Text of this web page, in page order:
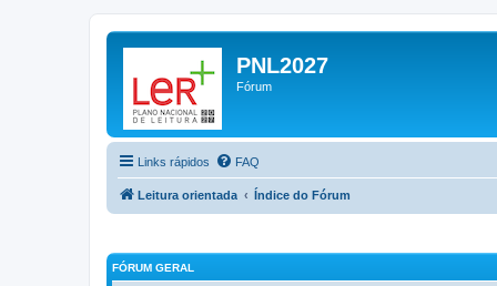
PNL2027
Fórum
Links rápidos FAQ
Leitura orientada Índice do Fórum
FÓRUM GERAL